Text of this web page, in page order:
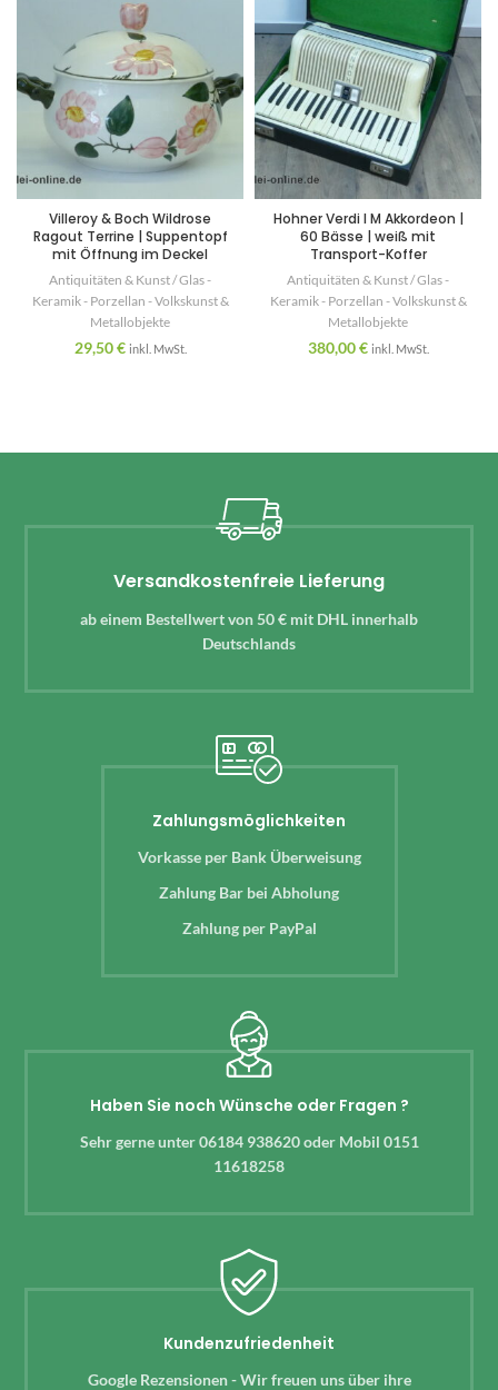
Villeroy & Boch Wildrose
Ragout Terrine | Suppentopf
mit Öffnung im Deckel
Antiquitäten & Kunst / Glas -
Keramik - Porzellan - Volkskunst &
Metallobjekte
29,50€ inkl. MwSt.
Hohner Verdi I M Akkordeon |
60 Bässe | weiß mit
Transport-Koffer
Antiquitäten & Kunst / Glas -
Keramik - Porzellan - Volkskunst &
Metallobjekte
380,00€ inkl. MwSt.
Versandkostenfreie Lieferung
ab einem Bestellwert von 50 € mit DHL innerhalb
Deutschlands
Zahlungsmöglichkeiten
Vorkasse per Bank Überweisung
Zahlung Bar bei Abholung
Zahlung per PayPal
Haben Sie noch Wünsche oder Fragen ?
Sehr gerne unter 06184 938620 oder Mobil 0151
11618258
Kundenzufriedenheit
Google Rezensionen - Wir freuen uns über ihre